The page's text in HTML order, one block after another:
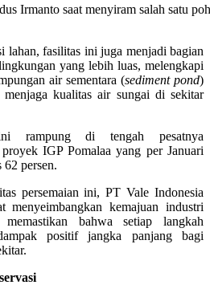
Irmanto saat menyiram salah satu
lahan, fasilitas ini juga menjadi bagian
yang lebih luas, melengkapi
air sementara (sediment pond)
kualitas air sungai di sekitar
di tengah pesatnya
IGP Pomalaa yang per Januari
62 persen.
persemaian ini, PT Vale Indonesia
menyeimbangkan kemajuan industri
bahwa setiap langkah
positif jangka panjang bagi